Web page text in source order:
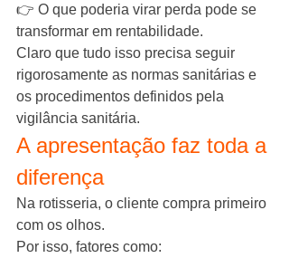
👉 O que poderia virar perda pode se
transformar em rentabilidade.
Claro que tudo isso precisa seguir
rigorosamente as normas sanitárias e
os procedimentos definidos pela
vigilância sanitária.
A apresentação faz toda a
diferença
Na rotisseria, o cliente compra primeiro
com os olhos.
Por isso, fatores como: